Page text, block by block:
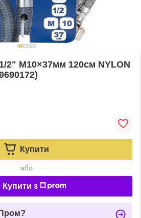
2" М10×37мм 120см NYLON
Купити
або
Купити з